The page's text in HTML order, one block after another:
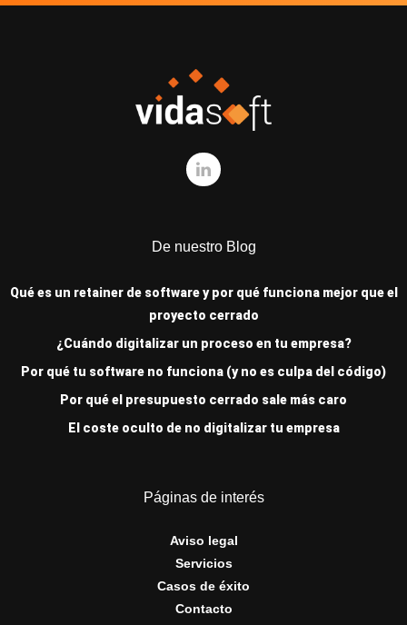
De nuestro Blog
Qué es un retainer de software y por qué funciona mejor que el
proyecto cerrado
¿Cuándo digitalizar un proceso en tu empresa?
Por qué tu software no funciona (y no es culpa del código)
Por qué el presupuesto cerrado sale más caro
El coste oculto de no digitalizar tu empresa
Páginas de interés
Aviso legal
Servicios
Casos de éxito
Contacto